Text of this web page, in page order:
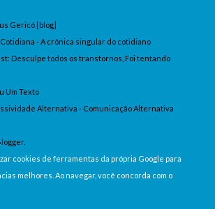
Gericó [blog]
- A crônica singular do cotidiano
Desculpe todos os transtornos, Foi tentando
Um Texto
Alternativa - Comunicação Alternativa
cookies de ferramentas da própria Google para
melhores. Ao navegar, você concorda com o